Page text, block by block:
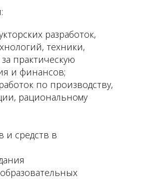
разработок,
техники,
практическую
и финансов;
по производству,
рациональному
и средств в